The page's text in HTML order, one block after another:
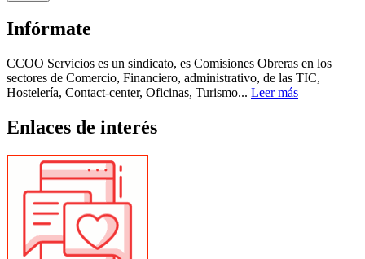
Infórmate
CCOO Servicios es un sindicato, es Comisiones Obreras en los
sectores de Comercio, Financiero, administrativo, de las TIC,
Hostelería, Contact-center, Oficinas, Turismo... Leer más
Enlaces de interés